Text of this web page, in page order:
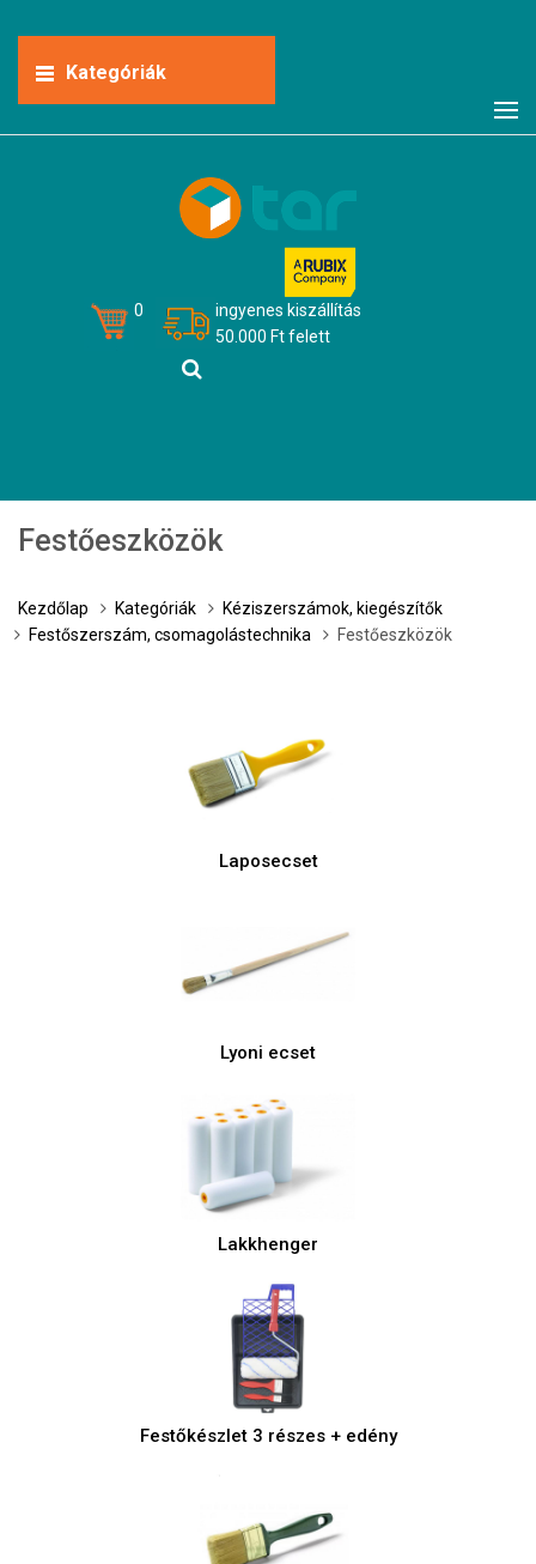
Kategóriák
0
ingyenes kiszállítás
50.000 Ft felett
Festőeszközök
Kezdőlap Kategóriák
Kéziszerszámok, kiegészítők
Festőszerszám, csomagolástechnika
Festőeszközök
Laposecset
Lyoni ecset
Lakkhenger
Festőkészlet 3 részes + edény